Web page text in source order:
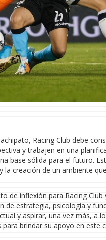
Racing Club debe
y trabajen en una
base sólida para el futuro.
creación de un ambiente
de inflexión para Racing
de estrategia, psicología y
y aspirar, una vez más, a
brindar su apoyo en este